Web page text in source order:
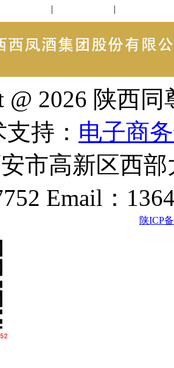
| |
@ 2026 陕西
持： 电子商
市高新区西
Email：
陕ICP